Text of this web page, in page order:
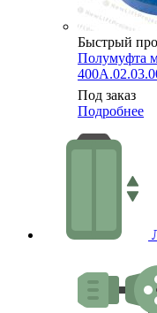
Быстрый
Полумуфта
Под заказ
Подробнее